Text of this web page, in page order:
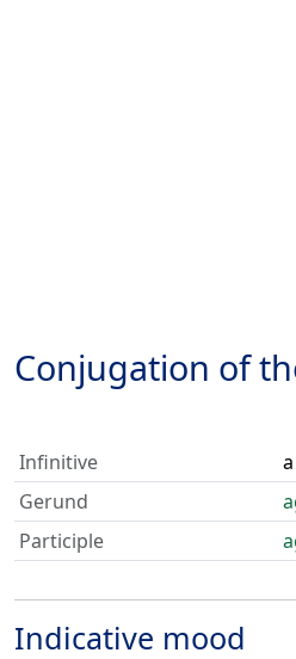
Conjugation of
Infinitive
Gerund
Participle
Indicative mood